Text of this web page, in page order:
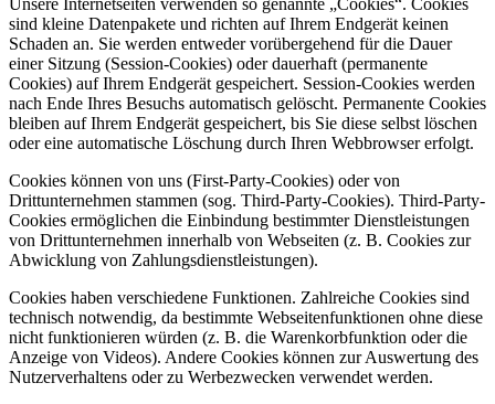
Unsere Internetseiten verwenden so genannte „Cookies“. Cookies
sind kleine Datenpakete und richten auf Ihrem Endgerät keinen
Schaden an. Sie werden entweder vorübergehend für die Dauer
einer Sitzung (Session-Cookies) oder dauerhaft (permanente
Cookies) auf Ihrem Endgerät gespeichert. Session-Cookies werden
nach Ende Ihres Besuchs automatisch gelöscht. Permanente Cookies
bleiben auf Ihrem Endgerät gespeichert, bis Sie diese selbst löschen
oder eine automatische Löschung durch Ihren Webbrowser erfolgt.
Cookies können von uns (First-Party-Cookies) oder von
Drittunternehmen stammen (sog. Third-Party-Cookies). Third-Party-
Cookies ermöglichen die Einbindung bestimmter Dienstleistungen
von Drittunternehmen innerhalb von Webseiten (z. B. Cookies zur
Abwicklung von Zahlungsdienstleistungen).
Cookies haben verschiedene Funktionen. Zahlreiche Cookies sind
technisch notwendig, da bestimmte Webseitenfunktionen ohne diese
nicht funktionieren würden (z. B. die Warenkorbfunktion oder die
Anzeige von Videos). Andere Cookies können zur Auswertung des
Nutzerverhaltens oder zu Werbezwecken verwendet werden.